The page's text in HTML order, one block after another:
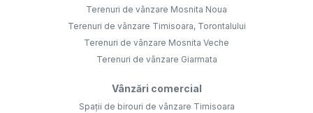
Terenuri de vânzare Mosnita Noua
Terenuri de vânzare Timisoara, Torontalului
Terenuri de vânzare Mosnita Veche
Terenuri de vânzare Giarmata
Vânzări comercial
Spații de birouri de vânzare Timisoara